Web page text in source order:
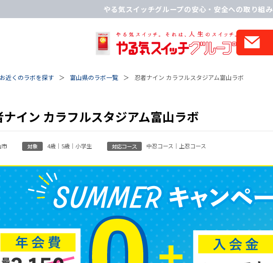
やる気スイッチグループの安心・安全への取り組み
お近くのラボを探す 富山県のラボ一覧 忍者ナイン カラフルスタジアム富山ラボ
ナイン カラフルスタジアム富山ラボ
市 4歳｜5歳｜小学生 中忍コース｜上忍コース